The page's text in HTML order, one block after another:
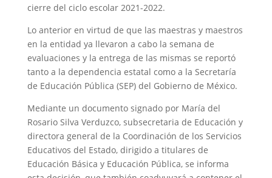
cierre del ciclo escolar 2021-2022.
Lo anterior en virtud de que las maestras y maestros
en la entidad ya llevaron a cabo la semana de
evaluaciones y la entrega de las mismas se reportó
tanto a la dependencia estatal como a la Secretaría
de Educación Pública (SEP) del Gobierno de México.
Mediante un documento signado por María del
Rosario Silva Verduzco, subsecretaria de Educación y
directora general de la Coordinación de los Servicios
Educativos del Estado, dirigido a titulares de
Educación Básica y Educación Pública, se informa